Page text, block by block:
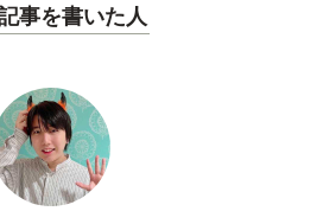
事を書いた人